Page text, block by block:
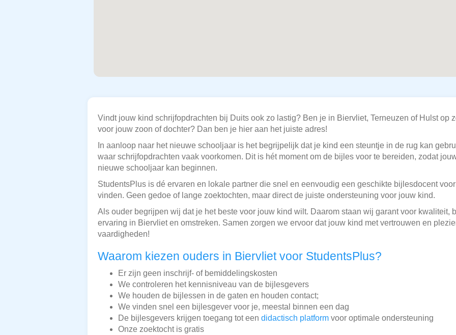
Vindt jouw kind schrijfopdrachten bij Duits ook zo lastig? Ben je in Biervliet, Terneuzen of Hulst op
voor jouw zoon of dochter? Dan ben je hier aan het juiste adres!
In aanloop naar het nieuwe schooljaar is het begrijpelijk dat je kind een steuntje in de rug kan
waar schrijfopdrachten vaak voorkomen. Dit is hét moment om de bijles voor te bereiden, zodat
nieuwe schooljaar kan beginnen.
StudentsPlus is dé ervaren en lokale partner die snel en eenvoudig een geschikte bijlesdocent
vinden. Geen gedoe of lange zoektochten, maar direct de juiste ondersteuning voor jouw kind.
Als ouder begrijpen wij dat je het beste voor jouw kind wilt. Daarom staan wij garant voor kwaliteit,
ervaring in Biervliet en omstreken. Samen zorgen we ervoor dat jouw kind met vertrouwen en
vaardigheden!
Waarom kiezen ouders in Biervliet voor StudentsPlus?
Er zijn geen inschrijf- of bemiddelingskosten
We controleren het kennisniveau van de bijlesgevers
We houden de bijlessen in de gaten en houden contact;
We vinden snel een bijlesgever voor je, meestal binnen een dag
De bijlesgevers krijgen toegang tot een didactisch platform voor optimale ondersteuning
Onze zoektocht is gratis